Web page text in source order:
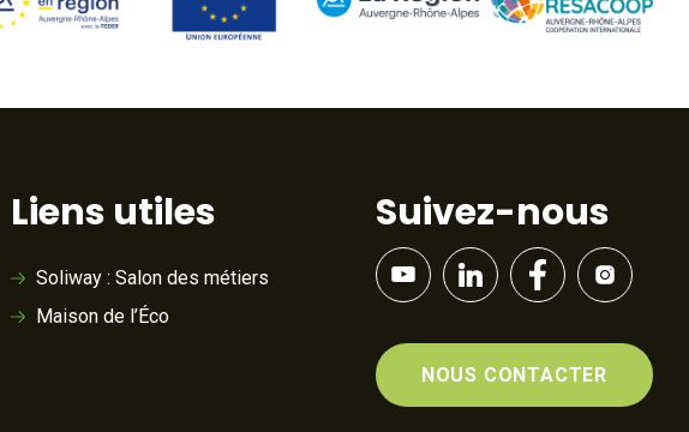
Liens utiles
Soliway : Salon des métiers
Maison de l’Éco
Suivez-nous
NOUS CONTACTER